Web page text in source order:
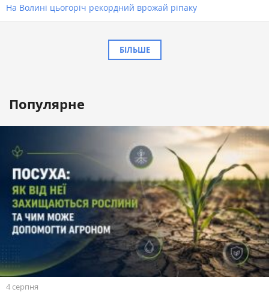
На Волині цьогоріч рекордний врожай ріпаку
БІЛЬШЕ
Популярне
4 серпня